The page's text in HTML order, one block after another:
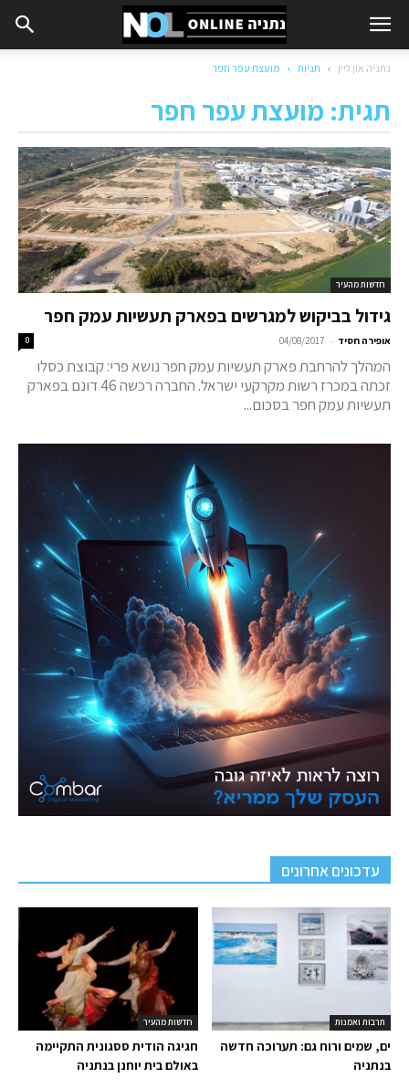
נתניה און ליין תגיות מועצת עפר חפר
תגית: מועצת עפר חפר
חדשות מהעיר
גידול בביקוש למגרשים בפארק תעשיות עמק חפר
אופירה חסיד -
04/08/2017
0
המהלך להרחבת פארק תעשיות עמק חפר נושא פרי: קבוצת כסלו
זכתה במכרז רשות מקרקעי ישראל. החברה רכשה 46 דונם בפארק
תעשיות עמק חפר בסכום...
עדכונים אחרונים
חדשות מהעיר
חגיגה הודית ססגונית התקיימה
באולם בית יוחנן בנתניה
תרבות ואמנות
ים, שמים ורוח גם: תערוכה חדשה
בנתניה